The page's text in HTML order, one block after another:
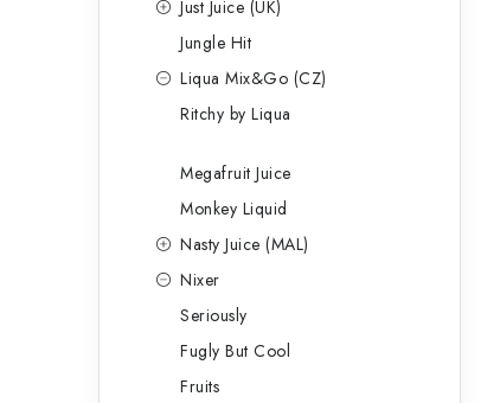
Just Juice (UK)
Jungle Hit
Liqua Mix&Go (CZ)
Ritchy by Liqua
Megafruit Juice
Monkey Liquid
Nasty Juice (MAL)
Nixer
Seriously
Fugly But Cool
Fruits